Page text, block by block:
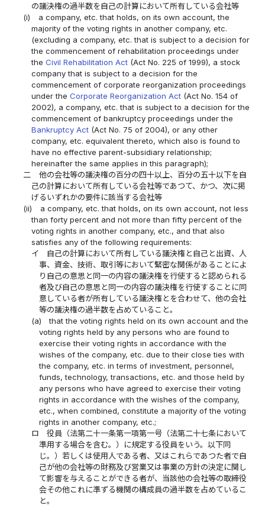
の議決権の過半数を自己の計算において所有している会社等
(i)
a company, etc. that holds, on its own account, the
majority of the voting rights in another company, etc.
(excluding a company, etc. that is subject to a decision for
the commencement of rehabilitation proceedings under
the Civil Rehabilitation Act(Act No. 225 of 1999), a stock
company that is subject to a decision for the
commencement of corporate reorganization proceedings
under the Corporate Reorganization Act(Act No. 154 of
2002), a company, etc. that is subject to a decision for the
commencement of bankruptcy proceedings under the
Bankruptcy Act(Act No. 75 of 2004), or any other
company, etc. equivalent thereto, which also is found to
have no effective parent-subsidiary relationship;
hereinafter the same applies in this paragraph);
二
他の会社等の議決権の百分の四十以上、百分の五十以下を自
己の計算において所有している会社等であつて、かつ、次に掲
げるいずれかの要件に該当する会社等
(ii)
a company, etc. that holds, on its own account, not less
than forty percent and not more than fifty percent of the
voting rights in another company, etc., and that also
satisfies any of the following requirements:
イ
自己の計算において所有している議決権と自己と出資、人
事、資金、技術、取引等において緊密な関係があることによ
り自己の意思と同一の内容の議決権を行使すると認められる
者及び自己の意思と同一の内容の議決権を行使することに同
意している者が所有している議決権とを合わせて、他の会社
等の議決権の過半数を占めていること。
(a)
that the voting rights held on its own account and the
voting rights held by any persons who are found to
exercise their voting rights in accordance with the
wishes of the company, etc. due to their close ties with
the company, etc. in terms of investment, personnel,
funds, technology, transactions, etc. and those held by
any persons who have agreed to exercise their voting
rights in accordance with the wishes of the company,
etc., when combined, constitute a majority of the voting
rights in another company, etc.;
ロ
役員（法第二十一条第一項第一号（法第二十七条において
準用する場合を含む。）に規定する役員をいう。以下同
じ。）若しくは使用人である者、又はこれらであつた者で自
己が他の会社等の財務及び営業又は事業の方針の決定に関し
て影響を与えることができる者が、当該他の会社等の取締役
会その他これに準ずる機関の構成員の過半数を占めているこ
と。